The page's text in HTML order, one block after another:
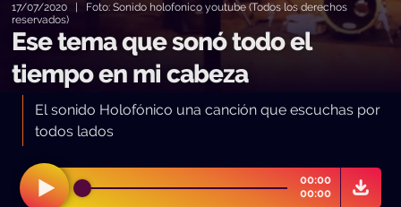
17/07/2020 | Foto: Sonido holofonico youtube (Todos los derechos
reservados)
Ese tema que sonó todo el
tiempo en mi cabeza
El sonido Holofónico una canción que escuchas por
todos lados
00:00
00:00